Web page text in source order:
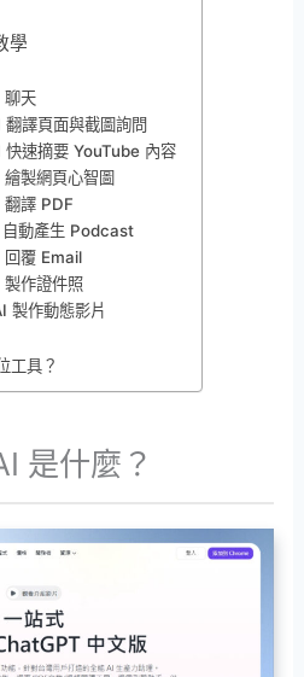
學
天
譯頁面與截圖詢問
速摘要 YouTube 內容
製網頁心智圖
譯 PDF
動產生 Podcast
覆 Email
作證件照
製作動態影片
工具？
是什麼？